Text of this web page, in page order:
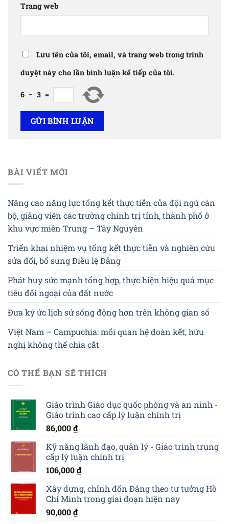
Trang web
Lưu tên của tôi, email, và trang web trong trình
duyệt này cho lần bình luận kế tiếp của tôi.
6 − 3 =
BÀI VIẾT MỚI
Nâng cao năng lực tổng kết thực tiễn của đội ngũ cán
bộ, giảng viên các trường chính trị tỉnh, thành phố ở
khu vực miền Trung – Tây Nguyên
Triển khai nhiệm vụ tổng kết thực tiễn và nghiên cứu
sửa đổi, bổ sung Điều lệ Đảng
Phát huy sức mạnh tổng hợp, thực hiện hiệu quả mục
tiêu đối ngoại của đất nước
Đưa ký ức lịch sử sống động hơn trên không gian số
Việt Nam – Campuchia: mối quan hệ đoàn kết, hữu
nghị không thể chia cắt
CÓ THỂ BẠN SẼ THÍCH
Giáo trình Giáo dục quốc phòng và an ninh -
Giáo trình cao cấp lý luận chính trị
86,000₫
Kỹ năng lãnh đạo, quản lý - Giáo trình trung
cấp lý luận chính trị
106,000₫
Xây dựng, chỉnh đốn Đảng theo tư tưởng Hồ
Chí Minh trong giai đoạn hiện nay
90,000₫